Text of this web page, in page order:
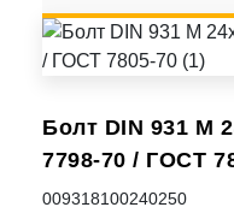
Болт DIN 931 M
7798-70 / ГОСТ
009318100240250